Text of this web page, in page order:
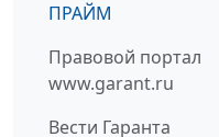
ПРАЙМ
Правовой портал
www.garant.ru
Вести Гаранта